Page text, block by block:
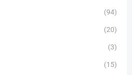
(94)
(20)
(3)
(15)